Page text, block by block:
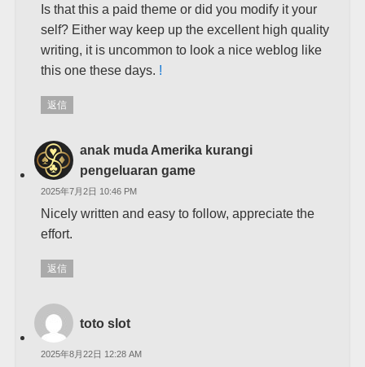
Is that this a paid theme or did you modify it your
self? Either way keep up the excellent high quality
writing, it is uncommon to look a nice weblog like
this one these days. !
返信
anak muda Amerika kurangi
pengeluaran game
2025年7月2日 10:46 PM
Nicely written and easy to follow, appreciate the
effort.
返信
toto slot
2025年8月22日 12:28 AM